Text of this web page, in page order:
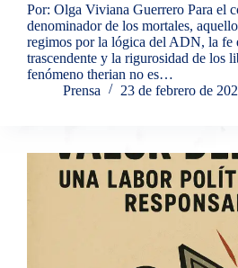
Por: Olga Viviana Guerrero Para el
denominador de los mortales,
regimos por la lógica del ADN, la fe
trascendente y la rigurosidad de los
fenómeno therian no es…
Prensa
23 de febrero de